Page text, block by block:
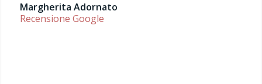
Margherita Adornato
Recensione Google